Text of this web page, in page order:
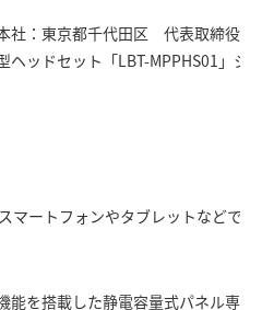
社：東京都千代田区 代表取締役
ヘッドセット「LBT-MPPHS01」シ
ートフォンやタブレットなどで
能を搭載した静電容量式パネル専